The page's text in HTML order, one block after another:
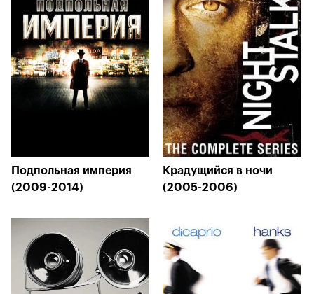
Подпольная империя
(2009-2014)
Крадущийся в ночи
(2005-2006)